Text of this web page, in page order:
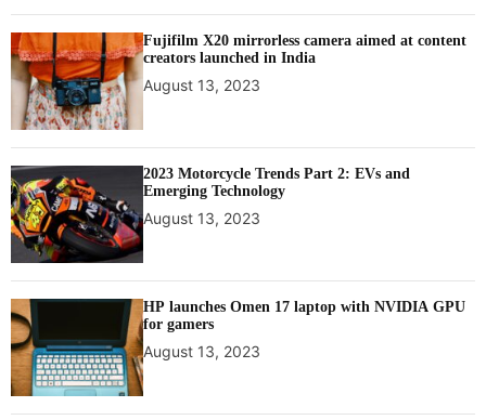
Fujifilm X20 mirrorless camera aimed at content
creators launched in India
August 13, 2023
2023 Motorcycle Trends Part 2: EVs and
Emerging Technology
August 13, 2023
HP launches Omen 17 laptop with NVIDIA GPU
for gamers
August 13, 2023